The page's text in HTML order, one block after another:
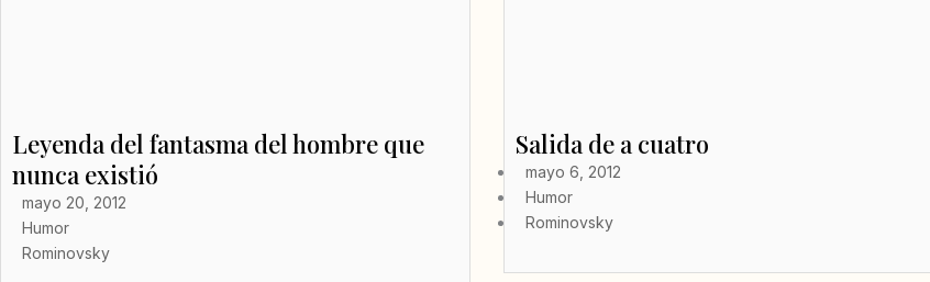
Leyenda del fantasma del hombre que
nunca existió
mayo 20, 2012
Humor
Rominovsky
Salida de a cuatro
mayo 6, 2012
Humor
Rominovsky